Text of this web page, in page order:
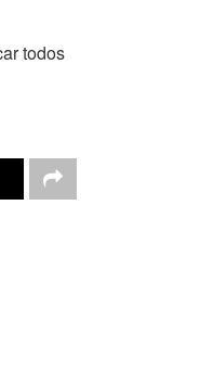
todos